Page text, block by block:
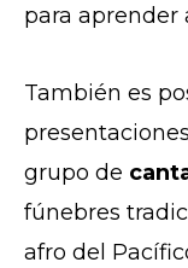
para aprender
También es
grupo de
fúnebres
afro del